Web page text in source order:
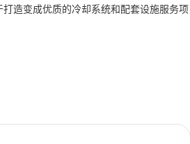
造变成优质的冷却系统和配套设施服务项